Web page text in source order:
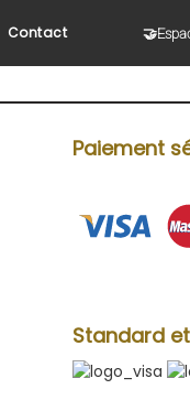
Contact
Paiement
Standard